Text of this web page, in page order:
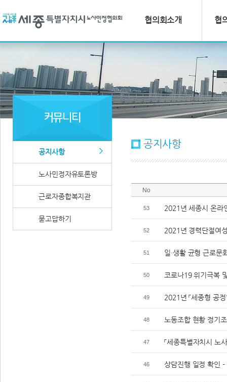
협의회소개 협
공지사항
노사민정자유토론방
근로자종합복지관
묻고답하기
공지사항
No
53 2021년 세종시 온라
52 2021년 경력단절여
51 일·생활 균형 근로문
50 코로나19 위기극복
49 2021년 「세종형 공
48 노동조합 현황 정기
47 「세종특별자치시 노
46 상담진행 일정 확인